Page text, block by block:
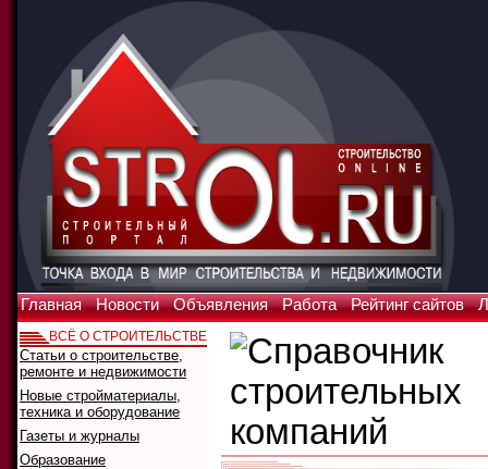
Главная Новости Объявления Работа Рейтинг сайтов
ВСЁ О СТРОИТЕЛЬСТВЕ
Статьи о строительстве,
ремонте и недвижимости
Новые стройматериалы,
техника и оборудование
Газеты и журналы
Образование